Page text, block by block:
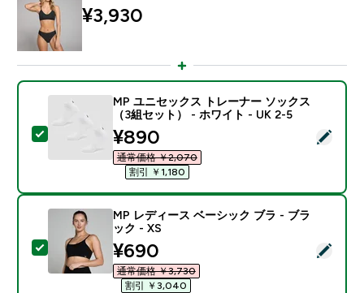
¥3,930‎
この商品を選択 - MP ユニセックス トレーナー ソッ
MP ユニセックス トレーナー ソックス
（3組セット） - ホワイト - UK 2-5
discounted price
¥890‎
通常価格 ￥2,070‎
割引 ￥1,180‎
この商品を選択 - MP レディース ベーシック ブラ -
MP レディース ベーシック ブラ - ブラ
ック - XS
discounted price
¥690‎
通常価格 ￥3,730‎
割引 ￥3,040‎